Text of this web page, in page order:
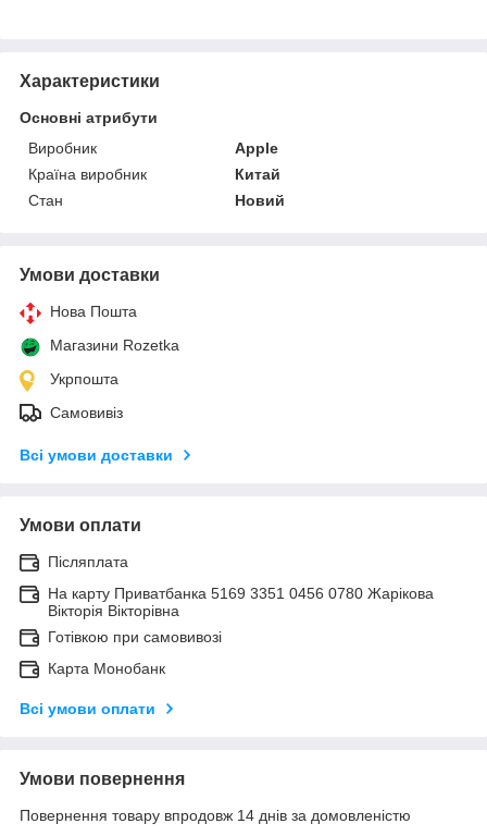
Характеристики
Основні атрибути
Виробник
Apple
Країна виробник
Китай
Стан
Новий
Умови доставки
Нова Пошта
Магазини Rozetka
Укрпошта
Самовивіз
Всі умови доставки
Умови оплати
Післяплата
На карту Приватбанка 5169 3351 0456 0780 Жарікова
Вікторія Вікторівна
Готівкою при самовивозі
Карта Монобанк
Всі умови оплати
Умови повернення
Повернення товару впродовж 14 днів за домовленістю